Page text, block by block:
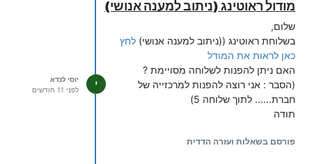
מודול ראוטינג (ניתוב למענה אנושי)
שלום,
בשלוחת ראוטינג ((ניתוב למענה אנושי) לחץ
כאן לראות את המודל
האם ניתן להפנות לשלוחה מסויימת ?
(הסבר : אני רוצה להפנות למרכזייה של
חברת...... לתוך שלוחה 5)
תודה
פורסם בשאלות ועזרה הדדית
י
יוסי לנדא
לפני 11 חודשים